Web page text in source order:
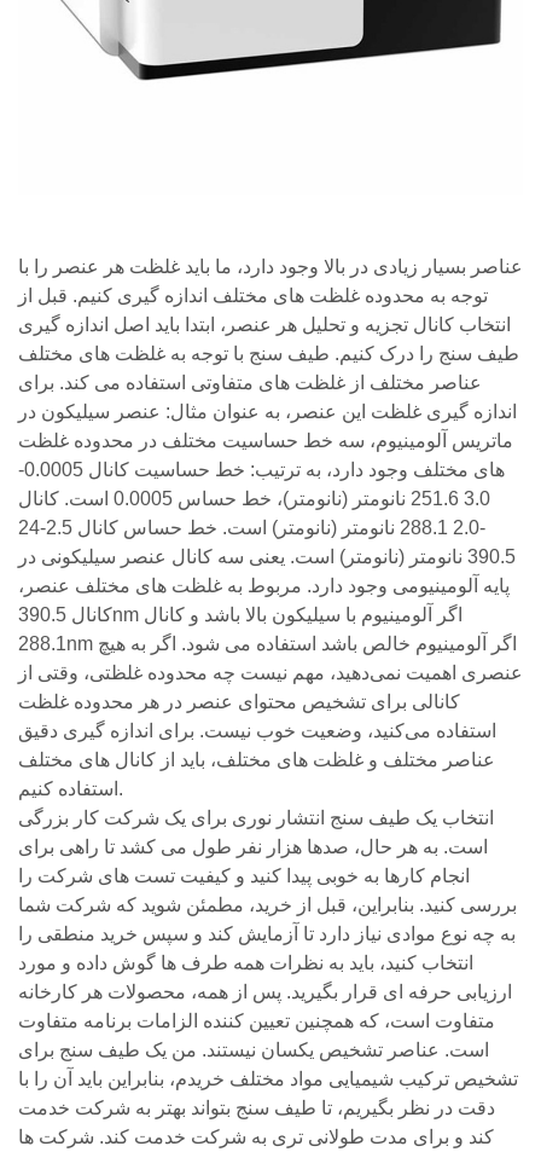
عناصر بسیار زیادی در بالا وجود دارد، ما باید غلظت هر عنصر را با
توجه به محدوده غلظت های مختلف اندازه گیری کنیم. قبل از
انتخاب کانال تجزیه و تحلیل هر عنصر، ابتدا باید اصل اندازه گیری
طیف سنج را درک کنیم. طیف سنج با توجه به غلظت های مختلف
عناصر مختلف از غلظت های متفاوتی استفاده می کند. برای
اندازه گیری غلظت این عنصر، به عنوان مثال: عنصر سیلیکون در
ماتریس آلومینیوم، سه خط حساسیت مختلف در محدوده غلظت
های مختلف وجود دارد، به ترتیب: خط حساسیت کانال 0.0005-
3.0 251.6 نانومتر (نانومتر)، خط حساس 0.0005 است. کانال
-2.0 288.1 نانومتر (نانومتر) است. خط حساس کانال 2.5-24
390.5 نانومتر (نانومتر) است. یعنی سه کانال عنصر سیلیکونی در
پایه آلومینیومی وجود دارد. مربوط به غلظت های مختلف عنصر،
کانال 390.5nm اگر آلومینیوم با سیلیکون بالا باشد و کانال
288.1nm اگر آلومینیوم خالص باشد استفاده می شود. اگر به هیچ
عنصری اهمیت نمی‌دهید، مهم نیست چه محدوده غلظتی، وقتی از
کانالی برای تشخیص محتوای عنصر در هر محدوده غلظت
استفاده می‌کنید، وضعیت خوب نیست. برای اندازه گیری دقیق
عناصر مختلف و غلظت های مختلف، باید از کانال های مختلف
استفاده کنیم.
انتخاب یک طیف سنج انتشار نوری برای یک شرکت کار بزرگی
است. به هر حال، صدها هزار نفر طول می کشد تا راهی برای
انجام کارها به خوبی پیدا کنید و کیفیت تست های شرکت را
بررسی کنید. بنابراین، قبل از خرید، مطمئن شوید که شرکت شما
به چه نوع موادی نیاز دارد تا آزمایش کند و سپس خرید منطقی را
انتخاب کنید، باید به نظرات همه طرف ها گوش داده و مورد
ارزیابی حرفه ای قرار بگیرید. پس از همه، محصولات هر کارخانه
متفاوت است، که همچنین تعیین کننده الزامات برنامه متفاوت
است. عناصر تشخیص یکسان نیستند. من یک طیف سنج برای
تشخیص ترکیب شیمیایی مواد مختلف خریدم، بنابراین باید آن را با
دقت در نظر بگیریم، تا طیف سنج بتواند بهتر به شرکت خدمت
کند و برای مدت طولانی تری به شرکت خدمت کند. شرکت ها